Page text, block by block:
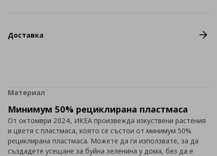
Доставка
Материал
Минимум 50% рециклирана пластмаса
От октомври 2024, ИКЕА произвежда изкуствени растения
и цветя с пластмаса, която се състои от минимум 50%
рециклирана пластмаса. Можете да ги използвате, за да
създадете усещане за буйна зеленина у дома, без да е